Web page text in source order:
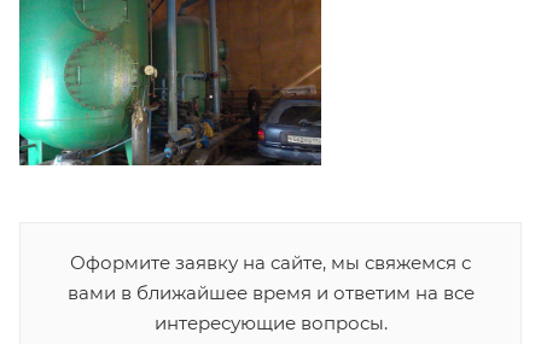
Оформите заявку на сайте, мы свяжемся с
вами в ближайшее время и ответим на все
интересующие вопросы.